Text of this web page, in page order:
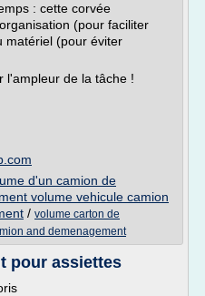
: cette corvée
(pour faciliter
matériel (pour éviter
l'ampleur de la tâche !
d'un camion de
volume vehicule camion
/ volume carton de
and demenagement
pour assiettes